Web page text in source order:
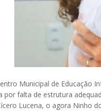
Municipal de
por falta de estrutura
Lucena, o agora Ninho